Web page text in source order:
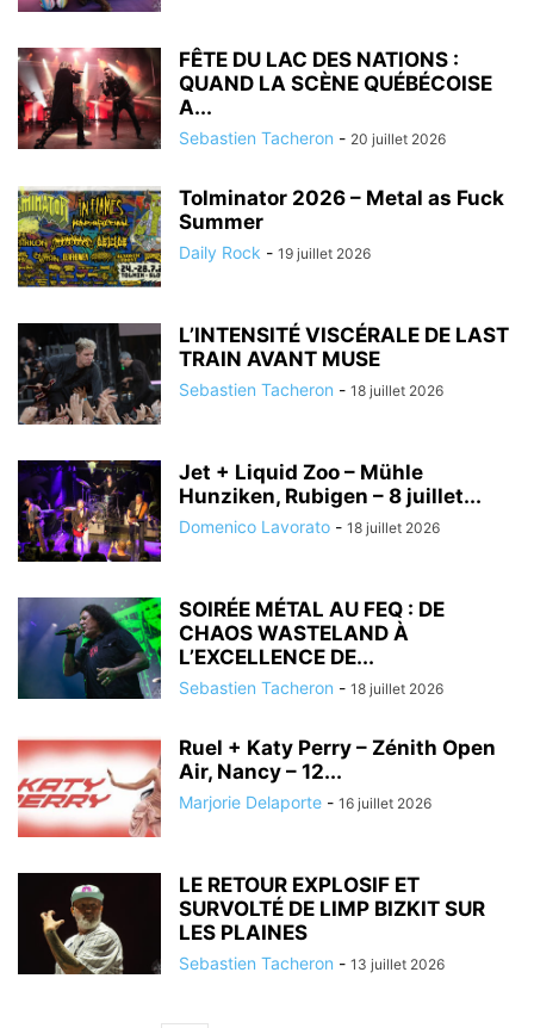
FÊTE DU LAC DES NATIONS :
QUAND LA SCÈNE QUÉBÉCOISE
A...
Sebastien Tacheron - 20 juillet 2026
Tolminator 2026 – Metal as Fuck
Summer
Daily Rock - 19 juillet 2026
L’INTENSITÉ VISCÉRALE DE LAST
TRAIN AVANT MUSE
Sebastien Tacheron - 18 juillet 2026
Jet + Liquid Zoo – Mühle
Hunziken, Rubigen – 8 juillet...
Domenico Lavorato - 18 juillet 2026
SOIRÉE MÉTAL AU FEQ : DE
CHAOS WASTELAND À
L’EXCELLENCE DE...
Sebastien Tacheron - 18 juillet 2026
Ruel + Katy Perry – Zénith Open
Air, Nancy – 12...
Marjorie Delaporte - 16 juillet 2026
LE RETOUR EXPLOSIF ET
SURVOLTÉ DE LIMP BIZKIT SUR
LES PLAINES
Sebastien Tacheron - 13 juillet 2026